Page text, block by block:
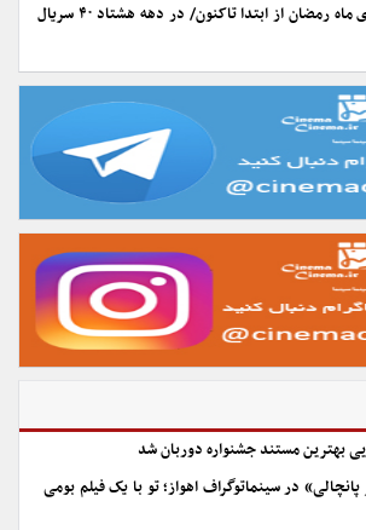
تاریخچه سریال‌های ماه رمضان از ابتدا تاکنون/ در دهه هشتاد ۴۰ سریال
بهترین مستند جشنواره دوربان شد
در سینماتوگراف اهواز؛ تو با یک فیلم بومی